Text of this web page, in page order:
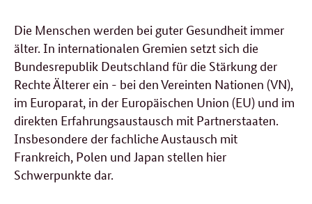
Die Menschen werden bei guter Gesundheit immer
älter. In internationalen Gremien setzt sich die
Bundesrepublik Deutschland für die Stärkung der
Rechte Älterer ein - bei den Vereinten Nationen (VN),
im Europarat, in der Europäischen Union (EU) und im
direkten Erfahrungsaustausch mit Partnerstaaten.
Insbesondere der fachliche Austausch mit
Frankreich, Polen und Japan stellen hier
Schwerpunkte dar.